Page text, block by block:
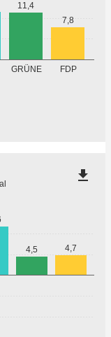
GRÜNE FDP
11,4
7,8
4,5 4,7
file_download